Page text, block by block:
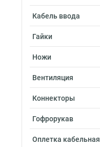
Кабель ввода
Гайки
Ножи
Вентиляция
Коннекторы
Гофрорукав
Оплетка кабельная